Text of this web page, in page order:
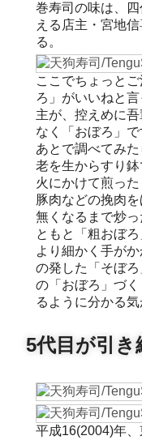
巻寿司の味は、
える店主・宮地
る。
ここでちょっと
ろ」がいいねと
主が、控えめに
なく「おぼろ」で
あとで調べてみ
老を生からすり
火にかけて煎っ
豚肉などの挽肉
無くなるまで炒
ともと「粗おぼ
より細かく手が
の発した「そぼ
の「おぼろ」づ
るように分かる気
5代目が引き
平成16(2004)年、